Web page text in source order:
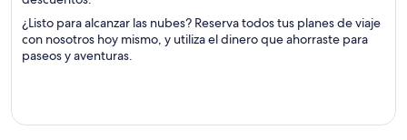
¿Listo para alcanzar las nubes? Reserva todos tus planes de viaje
con nosotros hoy mismo, y utiliza el dinero que ahorraste para
paseos y aventuras.